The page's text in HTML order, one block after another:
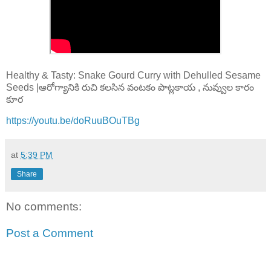
Healthy & Tasty: Snake Gourd Curry with Dehulled Sesame
Seeds |ఆరోగ్యానికి రుచి కలసిన వంటకం పొట్లకాయ , నువ్వుల కారం
కూర
https://youtu.be/doRuuBOuTBg
at 5:39 PM
Share
No comments:
Post a Comment